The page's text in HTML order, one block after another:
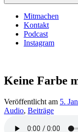
Mitmachen
Kontakt
Podcast
Instagram
Keine Farbe
Veröffentlicht am 5.
Audio, Beiträge